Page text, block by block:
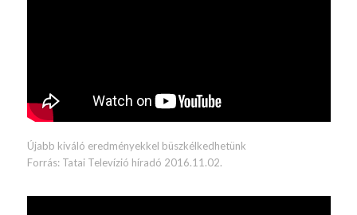
Újabb kiváló eredményekkel büszkélkedhetünk
Forrás: Tatai Televízió híradó 2016.11.02.